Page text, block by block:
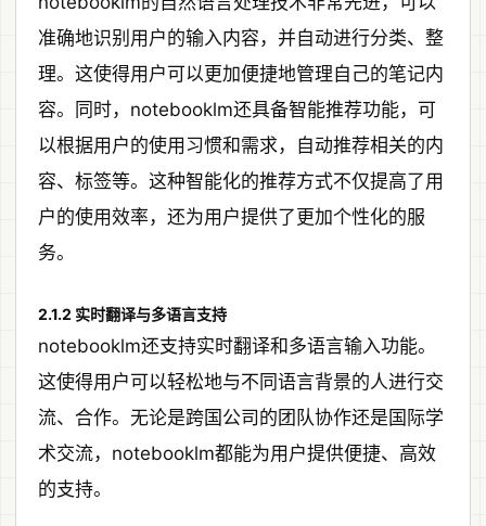
准确地识别用户的输入内容，并自动进行分类、整
理。这使得用户可以更加便捷地管理自己的笔记内
容。同时，notebooklm还具备智能推荐功能，可
以根据用户的使用习惯和需求，自动推荐相关的内
容、标签等。这种智能化的推荐方式不仅提高了用
户的使用效率，还为用户提供了更加个性化的服
务。
2.1.2 实时翻译与多语言支持
notebooklm还支持实时翻译和多语言输入功能。
这使得用户可以轻松地与不同语言背景的人进行交
流、合作。无论是跨国公司的团队协作还是国际学
术交流，notebooklm都能为用户提供便捷、高效
的支持。